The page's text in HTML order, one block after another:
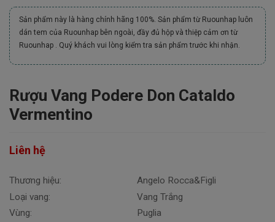
Sản phẩm này là hàng chính hãng 100%. Sản phẩm từ Ruounhap luôn
dán tem của Ruounhap bên ngoài, đầy đủ hộp và thiệp cảm ơn từ
Ruounhap . Quý khách vui lòng kiểm tra sản phẩm trước khi nhận.
Rượu Vang Podere Don Cataldo
Vermentino
Liên hệ
Thương hiệu:
Loại vang:
Vùng:
Angelo Rocca&Figli
Vang Trắng
Puglia